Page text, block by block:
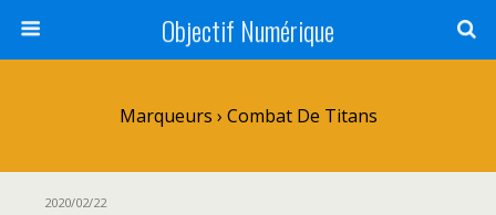
Objectif Numérique
Marqueurs › Combat De Titans
2020/02/22